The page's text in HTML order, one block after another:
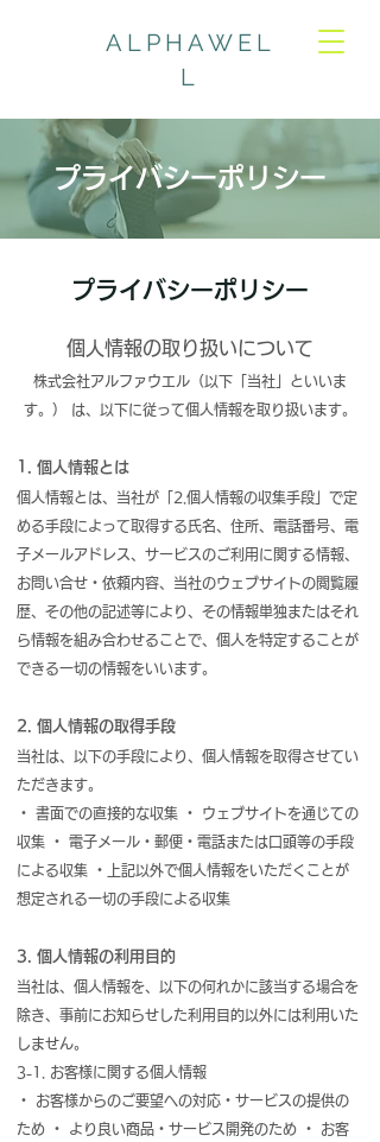
ALPHAWEL
L
プライバシーポリシー
個人情報の取り扱いについて
株式会社アルファウエル（以下「当社」といいま
す。） は、以下に従って個人情報を取り扱います。
1. 個人情報とは
個人情報とは、当社が「2.個人情報の収集手段」で定
める手段によって取得する氏名、住所、電話番号、電
子メールアドレス、サービスのご利用に関する情報、
お問い合せ・依頼内容、当社のウェブサイトの閲覧履
歴、その他の記述等により、その情報単独またはそれ
ら情報を組み合わせることで、個人を特定することが
できる一切の情報をいいます。
2. 個人情報の取得手段
当社は、以下の手段により、個人情報を取得させてい
ただきます。
・ 書面での直接的な収集 ・ ウェブサイトを通じての
収集 ・ 電子メール・郵便・電話または口頭等の手段
による収集 ・上記以外で個人情報をいただくことが
想定される一切の手段による収集
3. 個人情報の利用目的
当社は、個人情報を、以下の何れかに該当する場合を
除き、事前にお知らせした利用目的以外には利用いた
しません。
3-1. お客様に関する個人情報
・ お客様からのご要望への対応・サービスの提供の
ため ・ より良い商品・サービス開発のため ・ お客
プライバシーポリシー